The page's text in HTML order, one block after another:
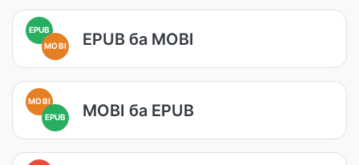
EPUB
MOBI
EPUB ба MOBI
MOBI
EPUB
MOBI ба EPUB